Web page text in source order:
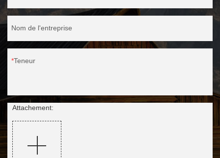
Nom de l'entreprise
Teneur
Attachement: